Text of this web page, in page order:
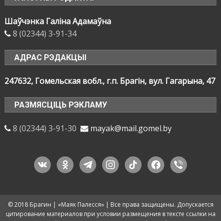
Шаўчэнка Галіна Адамаўна
8 (02344) 3-91-34
АДРАС РЭДАКЦЫІ
247632, Гомельская вобл., г.п. Брагін, вул. Гагарына, 47
РАЗМЯСЦІЦЬ РЭКЛАМУ
8 (02344) 3-91-30 mayak@mail.gomel.by
vkontakteodnoklassniki
telegraminstagram
tiktok facebook
viber
© 2018 Брагин | «Маяк Палесся» | Все права защищены. Допускается
цитирование материалов при условии размещения в тексте ссылки на